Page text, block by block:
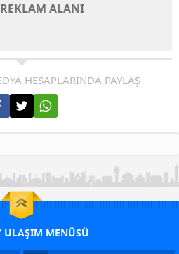
ALANI
HESAPLARINDA PAYLAŞ
ULAŞIM MENÜSÜ